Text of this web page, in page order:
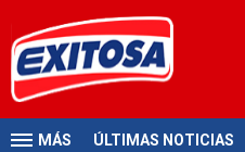
MÁS ÚLTIMAS NOTICIAS